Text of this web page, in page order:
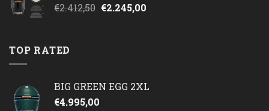
€2.412,50 Oorspronkelijke
€2.245,00Huidige
TOP RATED
BIG GREEN EGG 2XL
€4.995,00